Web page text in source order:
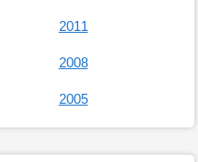
2011
2008
2005